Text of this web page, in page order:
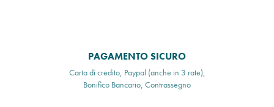
PAGAMENTO SICURO
Carta di credito, Paypal (anche in 3 rate),
Bonifico Bancario, Contrassegno